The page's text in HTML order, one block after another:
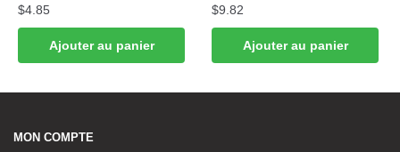
$4.85
Ajouter au panier
$9.82
Ajouter au panier
MON COMPTE